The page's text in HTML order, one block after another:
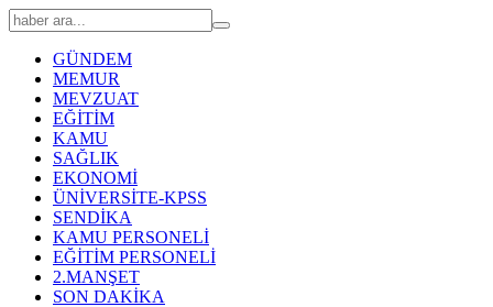
GÜNDEM
MEMUR
MEVZUAT
EĞİTİM
KAMU
SAĞLIK
EKONOMİ
ÜNİVERSİTE-KPSS
SENDİKA
KAMU PERSONELİ
EĞİTİM PERSONELİ
2.MANŞET
SON DAKİKA